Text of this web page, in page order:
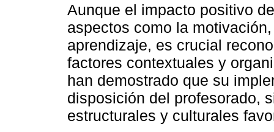
Aunque el impacto positivo
aspectos como la
aprendizaje, es crucial
factores contextuales y
han demostrado que su
disposición del profesorado,
estructurales y culturales